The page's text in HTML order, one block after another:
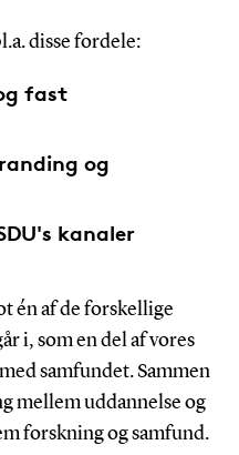
disse fordele:
fast
og
kanaler
én af de forskellige
i, som en del af vores
samfundet. Sammen
mellem uddannelse og
forskning og samfund.